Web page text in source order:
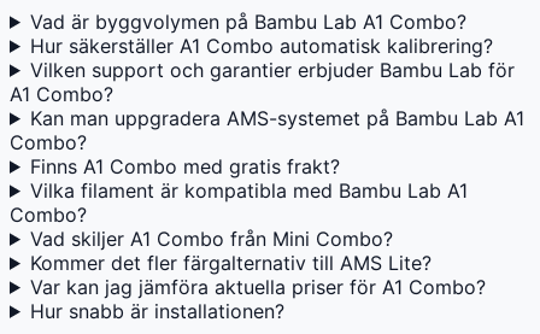
Vad är byggvolymen på Bambu Lab A1 Combo?
Hur säkerställer A1 Combo automatisk kalibrering?
Vilken support och garantier erbjuder Bambu Lab för
A1 Combo?
Kan man uppgradera AMS-systemet på Bambu Lab A1
Combo?
Finns A1 Combo med gratis frakt?
Vilka filament är kompatibla med Bambu Lab A1
Combo?
Vad skiljer A1 Combo från Mini Combo?
Kommer det fler färgalternativ till AMS Lite?
Var kan jag jämföra aktuella priser för A1 Combo?
Hur snabb är installationen?